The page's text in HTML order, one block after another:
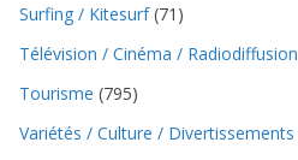
Surfing / Kitesurf(71)
Télévision / Cinéma / Radiodiffusion
Tourisme (795)
Variétés / Culture / Divertissements